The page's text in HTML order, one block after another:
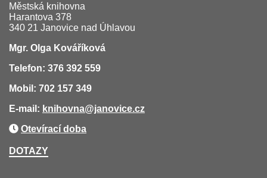
Městská knihovna
Harantova 378
340 21 Janovice nad Úhlavou
Mgr. Olga Kováříková
Telefon: 376 392 559
Mobil: 702 157 349
E-mail: knihovna@janovice.cz
Otevírací doba
DOTAZY